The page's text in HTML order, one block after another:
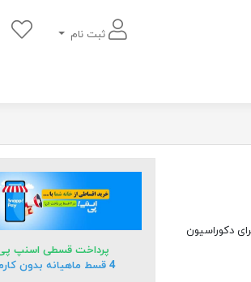
ثبت نام
دکوراسیون
پرداخت قسطی اسنپ
4 قسط ماهیانه بدون کارمزد